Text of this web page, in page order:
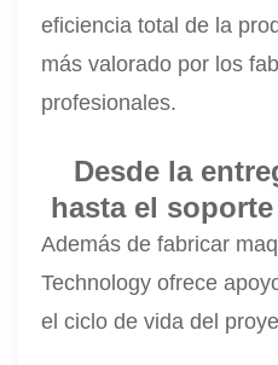
eficiencia total de la
más valorado por los
profesionales.
Desde la
hasta el
Además de fabricar
Technology ofrece
el ciclo de vida del